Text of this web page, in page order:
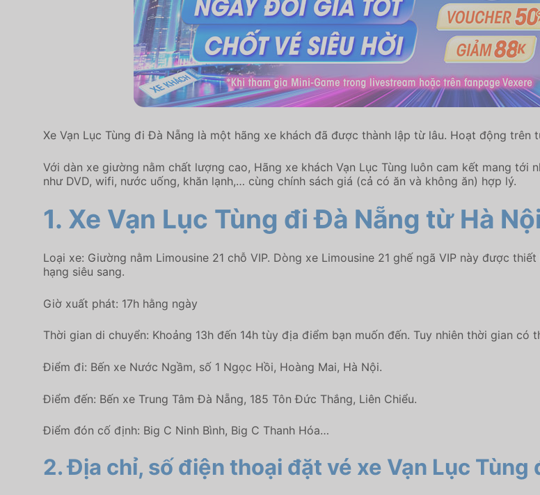
Xe Vạn Lục Tùng đi Đà Nẵng là một hãng xe khách đã được thành lập từ lâu. Hoạt động
Với dàn xe giường nằm chất lượng cao, Hãng xe khách Vạn Lục Tùng luôn cam kết mang
như DVD, wifi, nước uống, khăn lạnh,… cùng chính sách giá (cả có ăn và không ăn) hợp lý.
1. Xe Vạn Lục Tùng đi Đà Nẵng từ Hà
Loại xe: Giường nằm Limousine 21 chỗ VIP. Dòng xe Limousine 21 ghế ngã VIP này được
hạng siêu sang.
Giờ xuất phát: 17h hằng ngày
Thời gian di chuyển: Khoảng 13h đến 14h tùy địa điểm bạn muốn đến. Tuy nhiên thời gian có
Điểm đi: Bến xe Nước Ngầm, số 1 Ngọc Hồi, Hoàng Mai, Hà Nội.
Điểm đến: Bến xe Trung Tâm Đà Nẵng, 185 Tôn Đức Thắng, Liên Chiểu.
Điểm đón cố định: Big C Ninh Bình, Big C Thanh Hóa…
2. Địa chỉ, số điện thoại đặt vé xe Vạn Lục Tùng